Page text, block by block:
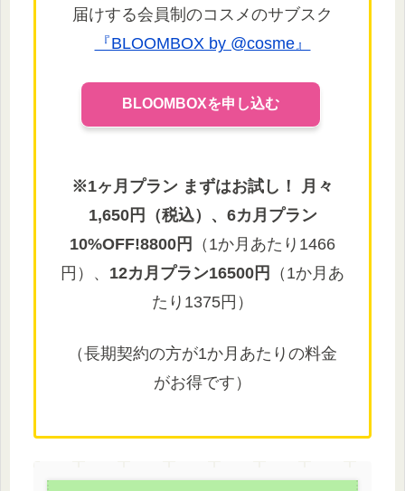
届けする会員制のコスメのサブスク
『BLOOMBOX by @cosme』
BLOOMBOXを申し込む
※1ヶ月プラン まずはお試し！ 月々
1,650円（税込）、6カ月プラン
10%OFF!8800円
（1か月あたり1466
円）、 12カ月プラン16500円
（1か月あ
たり1375円）
（長期契約の方が1か月あたりの料金
がお得です）